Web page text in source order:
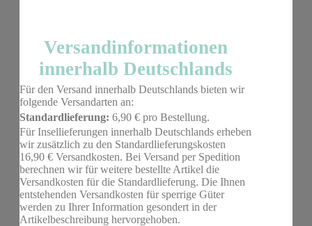
Versandinformationen
innerhalb Deutschlands
Für den Versand innerhalb Deutschlands bieten wir
folgende Versandarten an:
Standardlieferung: 6,90 € pro Bestellung.
Für Insellieferungen innerhalb Deutschlands erheben
wir zusätzlich zu den Standardlieferungskosten
16,90 € Versandkosten. Bei Versand per Spedition
berechnen wir für weitere bestellte Artikel die
Versandkosten für die Standardlieferung. Die Ihnen
entstehenden Versandkosten für sperrige Güter
werden zu Ihrer Information gesondert in der
Artikelbeschreibung hervorgehoben.